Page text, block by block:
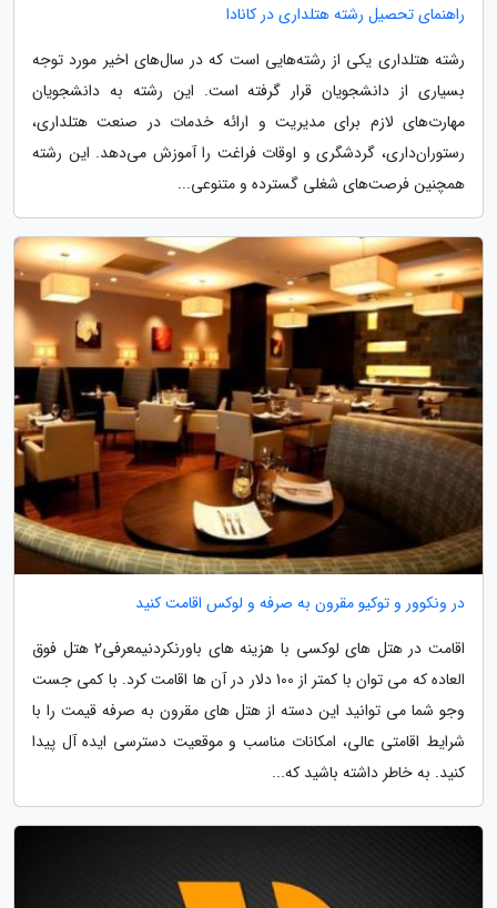
راهنمای تحصیل رشته هتلداری در کانادا
رشته هتلداری یکی از رشته‌هایی است که در سال‌های اخیر مورد توجه
بسیاری از دانشجویان قرار گرفته است. این رشته به دانشجویان
مهارت‌های لازم برای مدیریت و ارائه خدمات در صنعت هتلداری،
رستوران‌داری، گردشگری و اوقات فراغت را آموزش می‌دهد. این رشته
همچنین فرصت‌های شغلی گسترده و متنوعی...
در ونکوور و توکیو مقرون به صرفه و لوکس اقامت کنید
اقامت در هتل های لوکسی با هزینه های باورنکردنیمعرفی2 هتل فوق
العاده که می توان با کمتر از 100 دلار در آن ها اقامت کرد. با کمی جست
وجو شما می توانید این دسته از هتل های مقرون به صرفه قیمت را با
شرایط اقامتی عالی، امکانات مناسب و موقعیت دسترسی ایده آل پیدا
کنید. به خاطر داشته باشید که...